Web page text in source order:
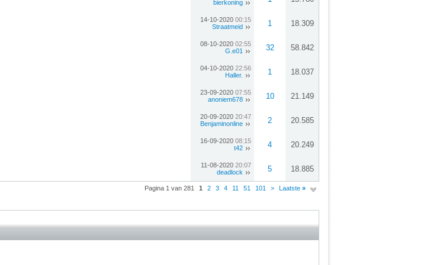
bierkoning
14-10-2020 00:15
Straatmeid
1 18.309
08-10-2020 02:55
G.e01
32 58.842
04-10-2020 22:56
Haller.
1 18.037
23-09-2020 07:55
anoniem678
10 21.149
20-09-2020 20:47
Benjaminonline
2 20.585
16-09-2020 08:15
t42
4 20.249
11-08-2020 20:07
deadlock
5 18.885
Pagina 1 van 281 1 2 3 4 11 51 101 > Laatste »